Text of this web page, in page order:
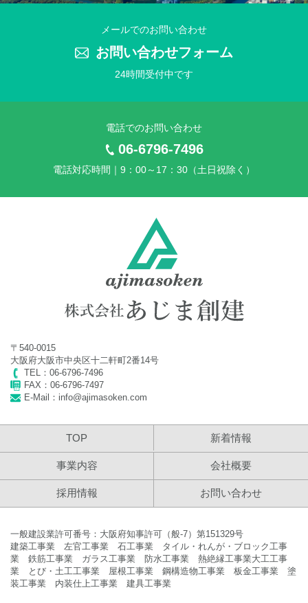
2025年 ゴールデンウイーク休業のお知らせ
2024年 年末年始休業のお知らせ
2024年 夏季休業のお知らせ
2024年 ゴールデンウイーク休業のお知らせ
2024年 社員旅行に伴う臨時休業のお知らせ
2023年 年末年始休業のお知らせ
2023年7月12日
2023年 夏季休業のお知らせ
2023年4月24日
2023年 ゴールデンウイーク休業のお知らせ
2022年11月30日
2022年 年末年始休業のお知らせ
2022年7月25日
2022年 夏季休業のお知らせ
2022年4月6日
メールでのお問い合わせ
お問い合わせフォーム
24時間受付中です
電話でのお問い合わせ
06-6796-7496
電話対応時間｜9：00～17：30（土日祝除く）
〒540-0015
大阪府大阪市中央区十二軒町2番14号
TEL：06-6796-7496
FAX：06-6796-7497
E-Mail：info@ajimasoken.com
TOP 新着情報
事業内容 会社概要
採用情報 お問い合わせ
一般建設業許可番号：大阪府知事許可（般-7）第151329号
建築工事業 左官工事業 石工事業 タイル・れんが・ブロック工事
業 鉄筋工事業 ガラス工事業 防水工事業 熱絶縁工事業大工工事
業 とび・土工工事業 屋根工事業 鋼構造物工事業 板金工事業 塗
装工事業 内装仕上工事業 建具工事業